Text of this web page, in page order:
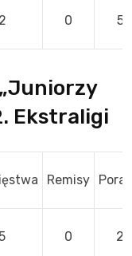
2 0 5
Ekstraligi
Remisy
0 2